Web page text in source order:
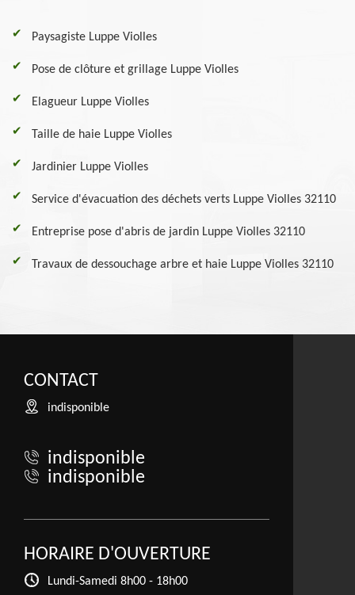
Paysagiste Luppe Violles
Pose de clôture et grillage Luppe Violles
Elagueur Luppe Violles
Taille de haie Luppe Violles
Jardinier Luppe Violles
Service d'évacuation des déchets verts Luppe Violles 32110
Entreprise pose d'abris de jardin Luppe Violles 32110
Travaux de dessouchage arbre et haie Luppe Violles 32110
CONTACT
indisponible
indisponible
indisponible
HORAIRE D'OUVERTURE
Lundi-Samedi 8h00 - 18h00